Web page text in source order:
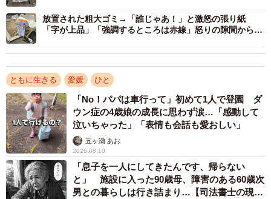
拾うことができない細かなマイクロプラスチックをブロワーで吹きとば
し網でキャッチ（提供：やきさばさん）
宇和島市のボランティア団体「Clean the coast（クリーン
ザ コースト）」で海ごみ拾いに取り組むやきさばさんに、
海ごみの現状や無人島での活動理由、そして清掃活動を続
ける意義を話してもらいました。
放置された粗大ゴミ→「誰じゃあ！」と激怒の張り紙
「字が上品」「強調するところは赤線」怒りの隙間からあ
ともに生きる 愛媛 ひと
「No！パパは車行って」初めて1人で登園 ダ
ウン症の4歳娘の成長に思わず涙…「感動して
泣いちゃった」「表情も会話も愛おしい」
五ヶ瀬 あお
2026.08.10
「息子を一人にしてきたんです、帰らない
と」 施設に入った90歳母、障害のある60歳次
男との暮らしは行き詰まり…【司法書士の現場